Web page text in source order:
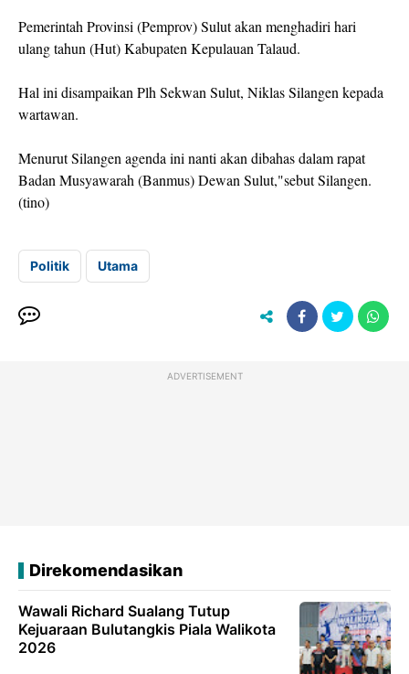
Pemerintah Provinsi (Pemprov) Sulut akan menghadiri hari
ulang tahun (Hut) Kabupaten Kepulauan Talaud.
Hal ini disampaikan Plh Sekwan Sulut, Niklas Silangen kepada
wartawan.
Menurut Silangen agenda ini nanti akan dibahas dalam rapat
Badan Musyawarah (Banmus) Dewan Sulut,"sebut Silangen.
(tino)
Politik Utama
ADVERTISEMENT
Direkomendasikan
Wawali Richard Sualang Tutup
Kejuaraan Bulutangkis Piala Walikota
2026